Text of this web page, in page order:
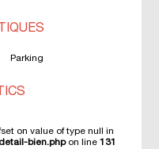
Parking
on value of type null in
bien.phpon line131